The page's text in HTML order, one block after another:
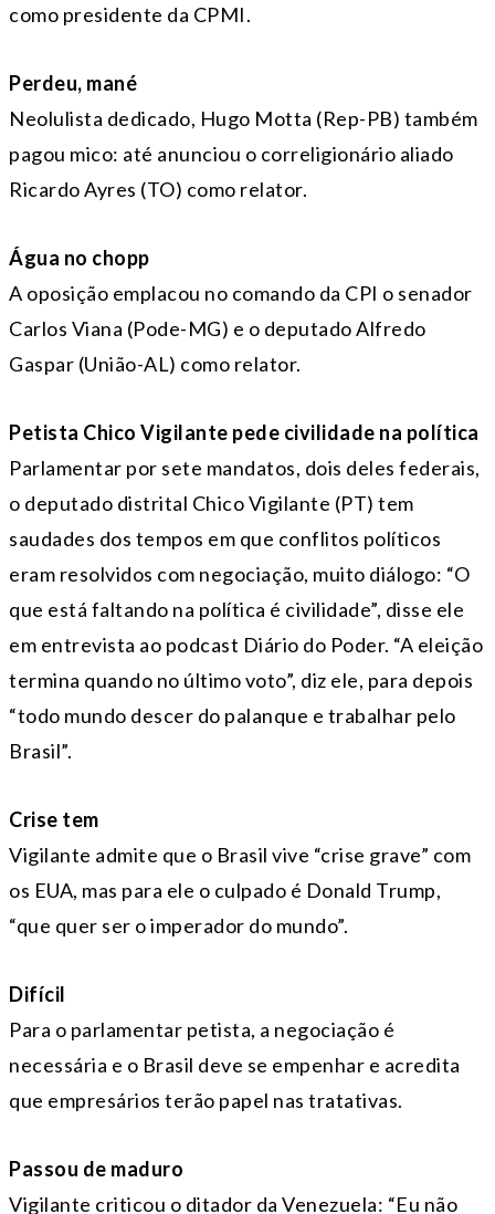
como presidente da CPMI.
Perdeu, mané
Neolulista dedicado, Hugo Motta (Rep-PB) também
pagou mico: até anunciou o correligionário aliado
Ricardo Ayres (TO) como relator.
Água no chopp
A oposição emplacou no comando da CPI o senador
Carlos Viana (Pode-MG) e o deputado Alfredo
Gaspar (União-AL) como relator.
Petista Chico Vigilante pede civilidade na política
Parlamentar por sete mandatos, dois deles federais,
o deputado distrital Chico Vigilante (PT) tem
saudades dos tempos em que conflitos políticos
eram resolvidos com negociação, muito diálogo: “O
que está faltando na política é civilidade”, disse ele
em entrevista ao podcast Diário do Poder. “A eleição
termina quando no último voto”, diz ele, para depois
“todo mundo descer do palanque e trabalhar pelo
Brasil”.
Crise tem
Vigilante admite que o Brasil vive “crise grave” com
os EUA, mas para ele o culpado é Donald Trump,
“que quer ser o imperador do mundo”.
Difícil
Para o parlamentar petista, a negociação é
necessária e o Brasil deve se empenhar e acredita
que empresários terão papel nas tratativas.
Passou de maduro
Vigilante criticou o ditador da Venezuela: “Eu não